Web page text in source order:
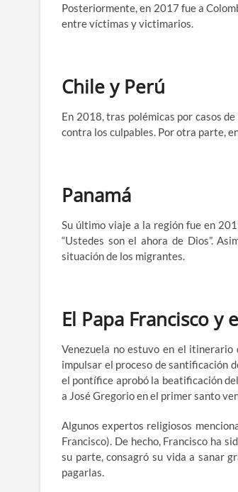
Posteriormente, en 2017 fue a
entre víctimas y victimarios.
Chile y Perú
En 2018, tras polémicas por casos
contra los culpables. Por otra parte,
Panamá
Su último viaje a la región fue en
“Ustedes son el ahora de Dios”.
situación de los migrantes.
El Papa Francisco
Venezuela no estuvo en el itinerario
impulsar el proceso de santificación
el pontífice aprobó la beatificación
a José Gregorio en el primer santo
Algunos expertos religiosos
Francisco). De hecho, Francisco ha
su parte, consagró su vida a sanar
pagarlas.